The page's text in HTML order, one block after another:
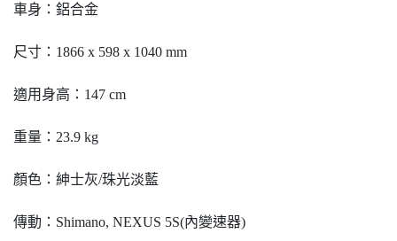
車身：鋁合金
尺寸：1866 x 598 x 1040 mm
適用身高：147 cm
重量：23.9 kg
顏色：紳士灰/珠光淡藍
傳動：Shimano, NEXUS 5S(內變速器)